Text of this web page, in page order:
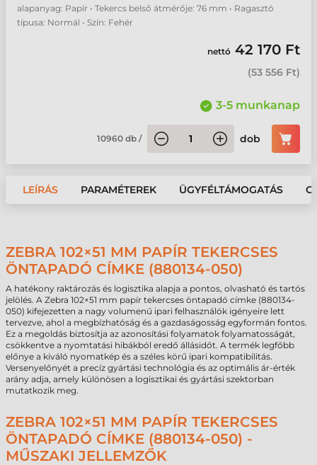
alapanyag: Papír • Tekercs belső átmérője: 76 mm • Ragasztó
típusa: Normál • Szín: Fehér
nettó 42 170 Ft
(53 556 Ft)
3-5 munkanap
10960 db / dob
LEÍRÁS PARAMÉTEREK ÜGYFÉLTÁMOGATÁS
ZEBRA 102×51 MM PAPÍR TEKERCSES
ÖNTAPADÓ CÍMKE (880134-050)
A hatékony raktározás és logisztika alapja a pontos, olvasható és tartós
jelölés. A Zebra 102×51 mm papír tekercses öntapadó címke (880134-
050) kifejezetten a nagy volumenű ipari felhasználók igényeire lett
tervezve, ahol a megbízhatóság és a gazdaságosság egyformán fontos.
Ez a megoldás biztosítja az azonosítási folyamatok folyamatosságát,
csökkentve a nyomtatási hibákból eredő állásidőt. A termék legfőbb
előnye a kiváló nyomatkép és a széles körű ipari kompatibilitás.
Versenyelőnyét a precíz gyártási technológia és az optimális ár-érték
arány adja, amely különösen a logisztikai és gyártási szektorban
mutatkozik meg.
ZEBRA 102×51 MM PAPÍR TEKERCSES
ÖNTAPADÓ CÍMKE (880134-050) -
MŰSZAKI JELLEMZŐK